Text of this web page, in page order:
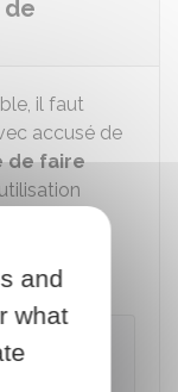
il faut
accusé de
de faire
and
what